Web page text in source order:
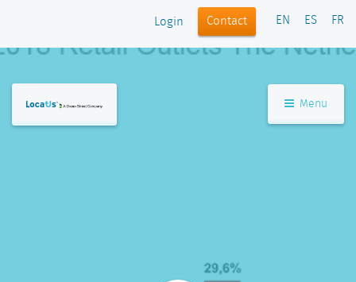
Login Contact EN ES FR
Menu